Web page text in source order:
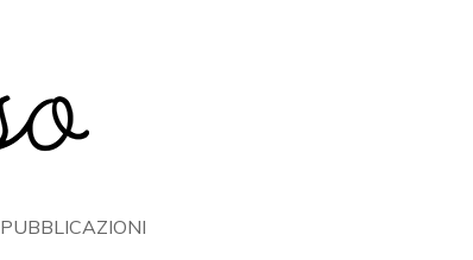
PUBBLICAZIONI